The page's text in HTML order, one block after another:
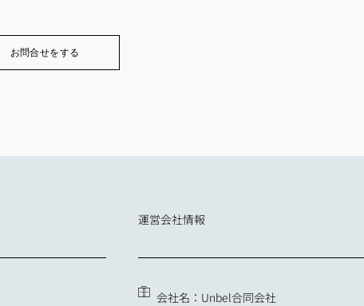
お問合せをする
運営会社情報
会社名：Unbel合同会社